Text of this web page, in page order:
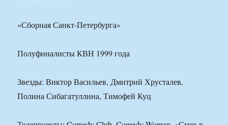
«Сборная Санкт-Петербурга»
Полуфиналисты КВН 1999 года
Звезды: Виктор Васильев, Дмитрий Хрусталев,
Полина Сибагатуллина, Тимофей Куц